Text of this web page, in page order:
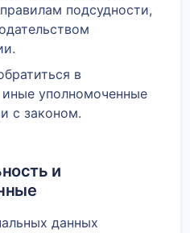
подсудности,
в
уполномоченные
с законом.
и
данных